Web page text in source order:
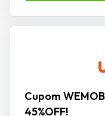
Cupom
45%OFF!